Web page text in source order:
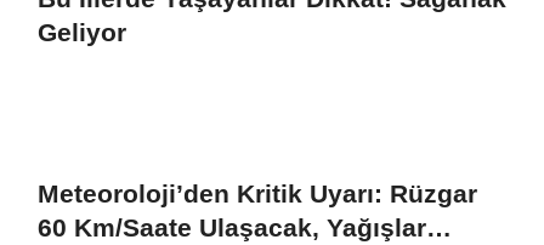
Geliyor
Meteoroloji’den Kritik Uyarı: Rüzgar
60 Km/Saate Ulaşacak, Yağışlar